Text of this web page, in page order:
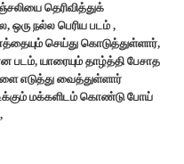
தெரிவித்துக்
நல்ல பெரிய படம் ,
செய்து கொடுத்துள்ளார்,
படம், யாரையும் தாழ்த்தி பேசாத
எடுத்து வைத்துள்ளார்
மக்களிடம் கொண்டு போய்